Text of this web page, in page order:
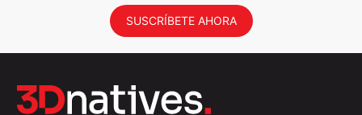
SUSCRÍBETE AHORA